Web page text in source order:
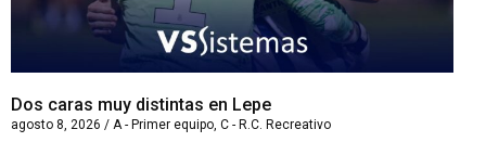
Dos caras muy distintas en Lepe
agosto 8, 2026 / A - Primer equipo, C - R.C. Recreativo